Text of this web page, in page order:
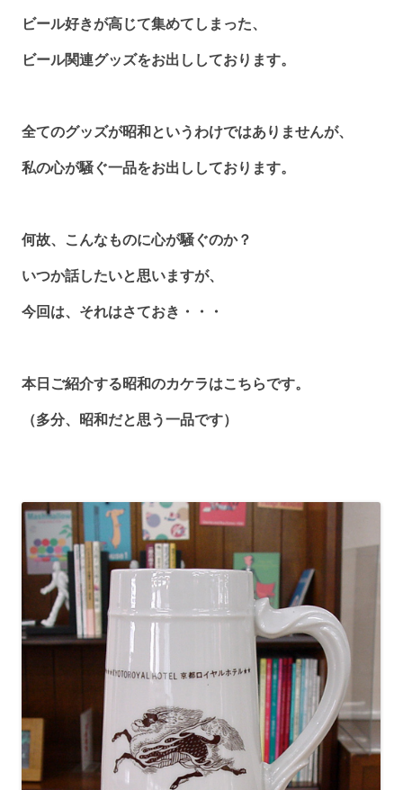
ビール好きが高じて集めてしまった、
ビール関連グッズをお出ししております。
全てのグッズが昭和というわけではありませんが、
私の心が騒ぐ一品をお出ししております。
何故、こんなものに心が騒ぐのか？
いつか話したいと思いますが、
今回は、それはさておき・・・
本日ご紹介する昭和のカケラはこちらです。
（多分、昭和だと思う一品です）